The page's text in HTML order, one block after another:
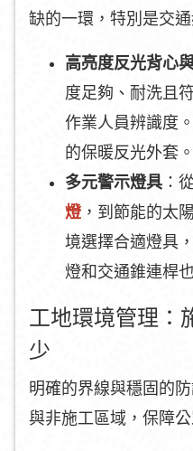
缺的一環，特別是交
高亮度反光背心
度足夠、耐洗且
作業人員辨識度
的保暖反光外套。
多元警示燈具 ：
燈，到節能的太
境選擇合適燈具
燈和交通錐連桿
工地環境管理：
少
明確的界線與穩固的
與非施工區域，保障